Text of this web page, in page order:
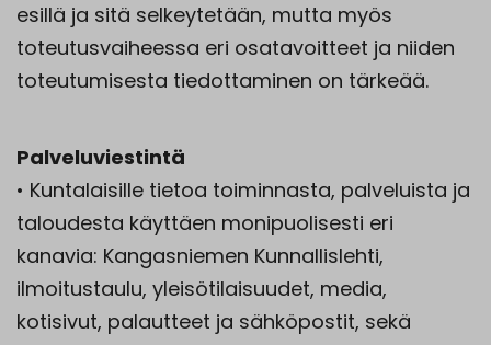
esillä ja sitä selkeytetään, mutta myös
toteutusvaiheessa eri osatavoitteet ja niiden
toteutumisesta tiedottaminen on tärkeää.
Palveluviestintä
• Kuntalaisille tietoa toiminnasta, palveluista ja
taloudesta käyttäen monipuolisesti eri
kanavia: Kangasniemen Kunnallislehti,
ilmoitustaulu, yleisötilaisuudet, media,
kotisivut, palautteet ja sähköpostit, sekä